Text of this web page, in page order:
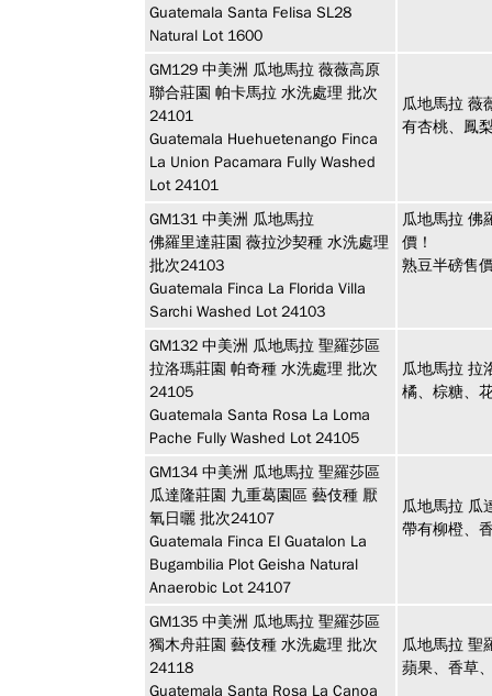
Guatemala Santa Felisa SL28
Natural Lot 1600
GM129 中美洲 瓜地馬拉 薇薇高原
聯合莊園 帕卡馬拉 水洗處理 批次
24101
Guatemala Huehuetenango Finca
La Union Pacamara Fully Washed
Lot 24101
瓜地馬拉 薇
有杏桃、鳳
GM131 中美洲 瓜地馬拉
佛羅里達莊園 薇拉沙契種 水洗處理
批次24103
Guatemala Finca La Florida Villa
Sarchi Washed Lot 24103
瓜地馬拉 佛
價！
熟豆半磅售
GM132 中美洲 瓜地馬拉 聖羅莎區
拉洛瑪莊園 帕奇種 水洗處理 批次
24105
Guatemala Santa Rosa La Loma
Pache Fully Washed Lot 24105
瓜地馬拉 拉
橘、棕糖、
GM134 中美洲 瓜地馬拉 聖羅莎區
瓜達隆莊園 九重葛園區 藝伎種 厭
氧日曬 批次24107
Guatemala Finca El Guatalon La
Bugambilia Plot Geisha Natural
Anaerobic Lot 24107
瓜地馬拉 瓜
帶有柳橙、
GM135 中美洲 瓜地馬拉 聖羅莎區
獨木舟莊園 藝伎種 水洗處理 批次
24118
Guatemala Santa Rosa La Canoa
瓜地馬拉 聖
蘋果、香草